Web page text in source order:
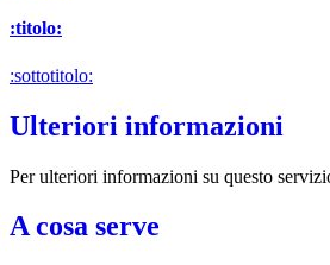
:titolo:
:sottotitolo:
Ulteriori informazioni
Per ulteriori informazioni su questo
A cosa serve